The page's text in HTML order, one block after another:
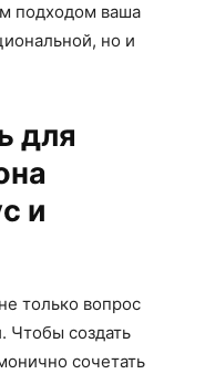
подходом ваша
но и
для
и
только вопрос
Чтобы создать
сочетать